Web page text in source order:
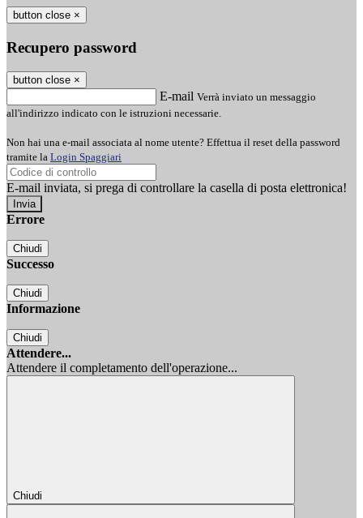
button close ×
Recupero password
button close ×
E-mail Verrà inviato un messaggio
all'indirizzo indicato con le istruzioni necessarie.
Non hai una e-mail associata al nome utente? Effettua il reset della password
tramite la Login Spaggiari
E-mail inviata, si prega di controllare la casella di posta elettronica!
Errore
Chiudi
Successo
Chiudi
Informazione
Chiudi
Attendere...
Attendere il completamento dell'operazione...
Chiudi